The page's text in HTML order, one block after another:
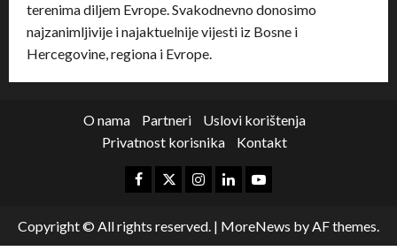
terenima diljem Evrope. Svakodnevno donosimo
najzanimljivije i najaktuelnije vijesti iz Bosne i
Hercegovine, regiona i Evrope.
O nama Partneri
Uslovi korištenja
Privatnost korisnika
Kontakt
Copyright © All rights reserved. | MoreNews by AF themes.